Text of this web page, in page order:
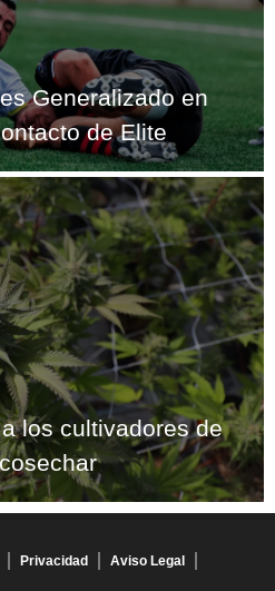
Generalizado en
de Elite
los cultivadores de
Privacidad Aviso Legal